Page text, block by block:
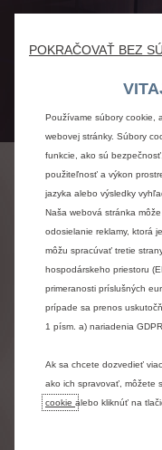
VIETE AKO
Citroën prichádza s
pre všetkých.
Je to ako pri
používaní vozidla platí
POKRAČOVAŤ BEZ
Používame súbory cookie,
webovej stránky. Súbory
funkcie, ako sú
použiteľnosť a výkon
jazyka alebo výsledky
Naša webová stránka
odosielanie reklamy, ktorá
môžu spracúvať tretie
hospodárskeho priestoru
primeranosti príslušných
prípade sa prenos
1 písm. a) nariadenia
Ak sa chcete dozvedieť
ako ich spravovať, môžete
cookie alebo kliknúť na